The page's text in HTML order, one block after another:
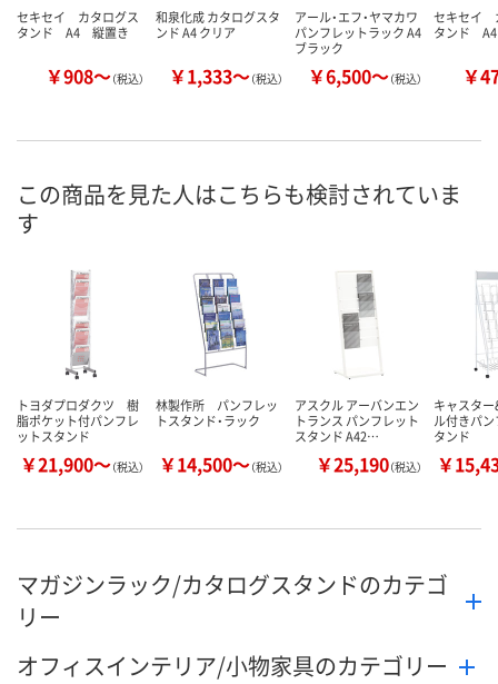
セキセイ カタログス
タンド A4 縦置き
￥908～（税込）
和泉化成 カタログスタ
ンド A4 クリア
￥1,333～（税込）
アール・エフ・ヤマカワ
パンフレットラック A4
ブラック
￥6,500～（税込）
セキセイ
タンド
￥
この商品を見た人はこちらも検討されていま
す
トヨダプロダクツ 樹
脂ポケット付パンフレ
ットスタンド
￥21,900～（税込）
林製作所 パンフレッ
トスタンド・ラック
￥14,500～（税込）
アスクル アーバンエン
トランス パンフレット
スタンド A42…
￥25,190（税込）
キャスタ
ル付きパ
タンド
￥
マガジンラック/カタログスタンドのカテゴ
リー
オフィスインテリア/小物家具のカテゴリー